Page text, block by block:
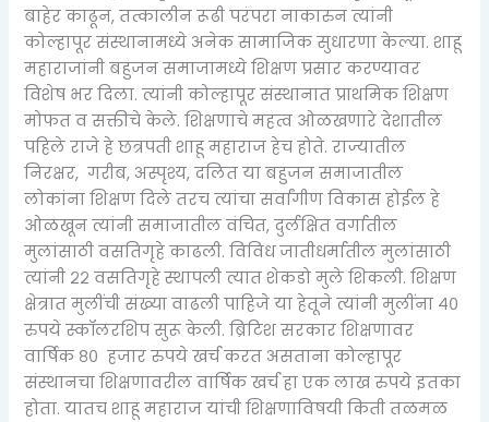
बाहेर काढून, तत्कालीन रूढी परंपरा नाकारुन त्यांनी
कोल्हापूर संस्थानामध्ये अनेक सामाजिक सुधारणा केल्या. शाहू
महाराजांनी बहुजन समाजामध्ये शिक्षण प्रसार करण्यावर
विशेष भर दिला. त्यांनी कोल्हापूर संस्थानात प्राथमिक शिक्षण
मोफत व सक्तीचे केले. शिक्षणाचे महत्व ओळखणारे देशातील
पहिले राजे हे छत्रपती शाहू महाराज हेच होते. राज्यातील
निरक्षर, गरीब, अस्पृश्य, दलित या बहुजन समाजातील
लोकांना शिक्षण दिले तरच त्यांचा सर्वांगीण विकास होईल हे
ओळखून त्यांनी समाजातील वंचित, दुर्लक्षित वर्गातील
मुलांसाठी वसतिगृहे काढली. विविध जातीधर्मातील मुलांसाठी
त्यांनी २२ वसतिगृहे स्थापली त्यात शेकडो मुले शिकली. शिक्षण
क्षेत्रात मुलींची संख्या वाढली पाहिजे या हेतूने त्यांनी मुलींना ४०
रुपये स्कॉलरशिप सुरू केली. ब्रिटिश सरकार शिक्षणावर
वार्षिक ८० हजार रुपये खर्च करत असताना कोल्हापूर
संस्थानचा शिक्षणावरील वार्षिक खर्च हा एक लाख रुपये इतका
होता. यातच शाहू महाराज यांची शिक्षणाविषयी किती तळमळ